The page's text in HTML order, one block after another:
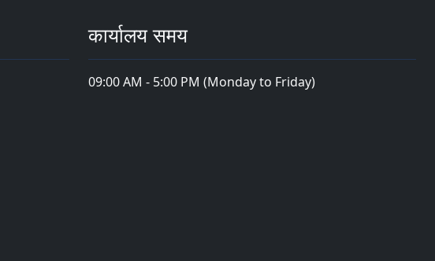
कार्यालय समय
09:00 AM - 5:00 PM (Monday to Friday)